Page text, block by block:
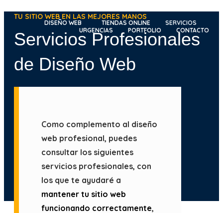
contenido
DISEÑO WEB TIENDAS ONLINE
SERVICIOS
URGENCIAS
PORTFOLIO CONTACTO
TU SITIO WEB EN LAS MEJORES MANOS
Servicios Profesionales
de Diseño Web
Como complemento al diseño
web profesional, puedes
consultar los siguientes
servicios profesionales, con
los que te ayudaré a
mantener tu sitio web
funcionando correctamente,